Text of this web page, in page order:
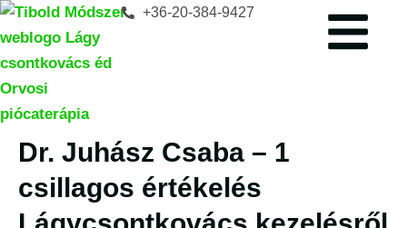
+36-20-384-9427
Dr. Juhász Csaba – 1
csillagos értékelés